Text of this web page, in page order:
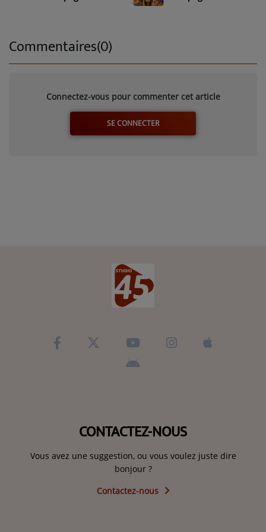
Commentaires(0)
Connectez-vous pour commenter cet article
SE CONNECTER
CONTACTEZ-NOUS
Vous avez une suggestion, ou vous voulez juste dire
bonjour ?
Contactez-nous